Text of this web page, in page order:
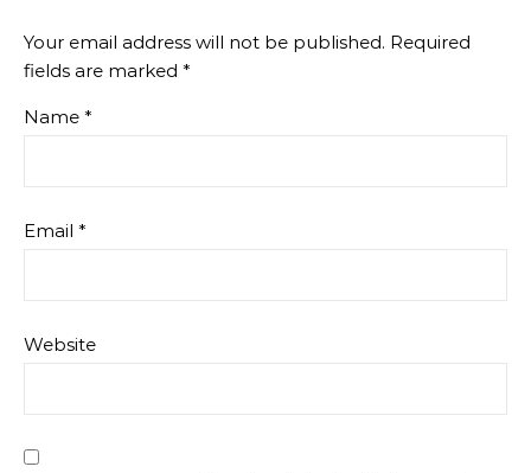
Your email address will not be published. Required
fields are marked *
Name *
Email *
Website